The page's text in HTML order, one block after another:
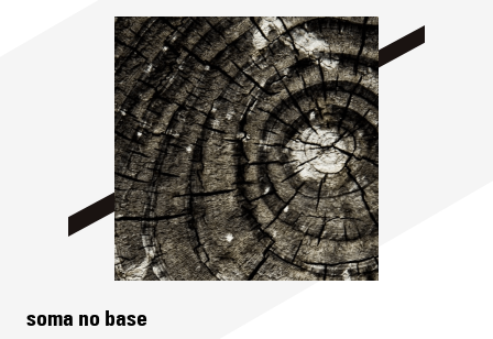
soma no base